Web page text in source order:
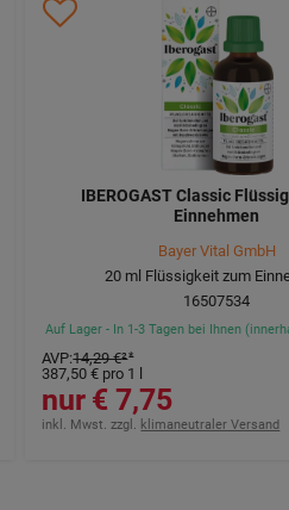
IBEROGAST Classic
Einnehmen
Bayer Vital GmbH
20ml Flüssigkeit zum
16507534
7,75 €
AVP:14,29 €²
Auf Lager - In 1-3 Tagen bei Ihnen
inkl. Mwst. zzgl. klimaneutraler Versand
387,50 € pro 1 l